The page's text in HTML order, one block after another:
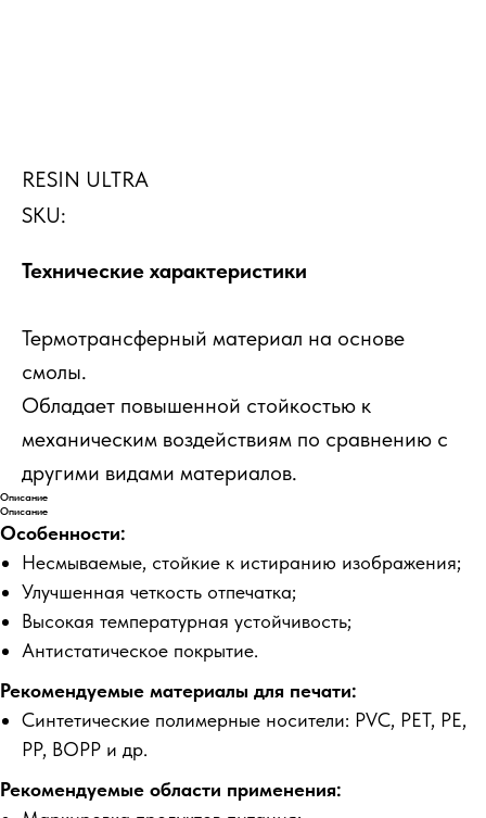
RESIN ULTRA
SKU:
Технические характеристики
Термотрансферный материал на основе
смолы.
Обладает повышенной стойкостью к
механическим воздействиям по сравнению с
другими видами материалов.
Описание
Описание
Особенности:
Несмываемые, стойкие к истиранию изображения;
Улучшенная четкость отпечатка;
Высокая температурная устойчивость;
Антистатическое покрытие.
Рекомендуемые материалы для печати:
Синтетические полимерные носители: PVC, PET, PE,
PP, BOPP и др.
Рекомендуемые области применения: